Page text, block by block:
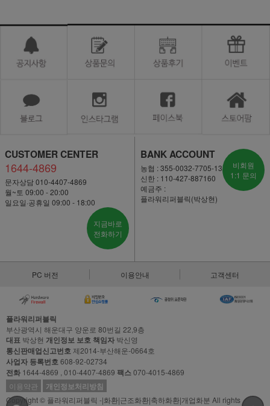
CUSTOMER CENTER
1644-4869
문자상담 010-4407-4869
월~토 09:00 - 20:00
일요일·공휴일 09:00 - 18:00
지금바로
전화하기
BANK ACCOUNT
농협 : 355-0032-7705-13
신한 : 110-427-887160
예금주 :
플라워리퍼블릭(박상현)
비회원
1:1 문의
PC 버전 이용안내 고객센터
플라워리퍼블릭
부산광역시 해운대구 양운로 80번길 22,9층
대표 박상현 개인정보 보호 책임자 박신영
통신판매업신고번호제2014-부산해운-0664호
사업자 등록번호608-92-02734
전화 1644-4869 , 010-4407-4869 팩스070-4015-4869
이용약관
개인정보처리방침
Copyright © 플라워리퍼블릭 -|화환|근조화환|축하화환|개업화분 All rights